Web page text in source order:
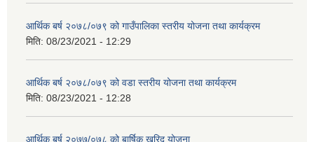
आर्थिक बर्ष २०७८/०७९ को गाउँपालिका स्तरीय योजना तथा कार्यक्रम
मिति: 08/23/2021 - 12:29
आर्थिक बर्ष २०७८/०७९ को वडा स्तरीय योजना तथा कार्यक्रम
मिति: 08/23/2021 - 12:28
आर्थिक बर्ष २०७७/०७८ को बार्षिक खरिद योजना